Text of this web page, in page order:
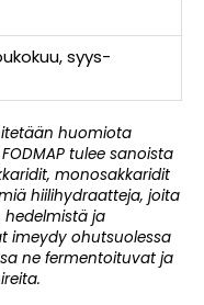
syys-
huomiota
tulee sanoista
monosakkaridit
hiilihydraatteja, joita
ja
imeydy ohutsuolessa
ne fermentoituvat ja